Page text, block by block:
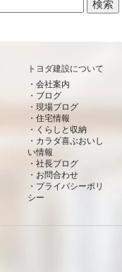
トヨダ建設について
会社案内
ブログ
現場ブログ
住宅情報
くらしと収納
カラダ喜ぶおいし
い情報
社長ブログ
お問合わせ
プライバシーポリ
シー